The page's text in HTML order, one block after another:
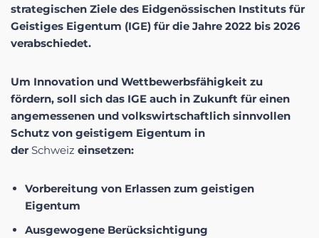
strategischen Ziele des Eidgenössischen Instituts für
Geistiges Eigentum (IGE) für die Jahre 2022 bis 2026
verabschiedet.
Um Innovation und Wettbewerbsfähigkeit zu
fördern, soll sich das IGE auch in Zukunft für einen
angemessenen und volkswirtschaftlich sinnvollen
Schutz von geistigem Eigentum in
der Schweiz einsetzen:
Vorbereitung von Erlassen zum geistigen
Eigentum
Ausgewogene Berücksichtigung